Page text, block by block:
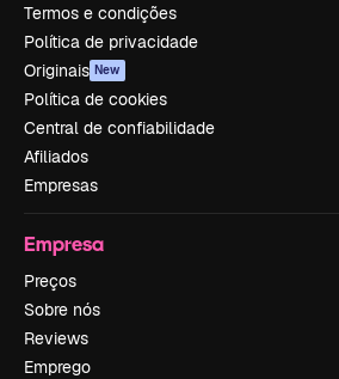
Termos e condições
Política de privacidade
Originais New
Política de cookies
Central de confiabilidade
Afiliados
Empresas
Empresa
Preços
Sobre nós
Reviews
Emprego